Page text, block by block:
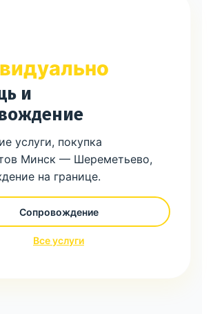
и
услуги, покупка
Минск — Шереметьево,
на границе.
Сопровождение
Все услуги